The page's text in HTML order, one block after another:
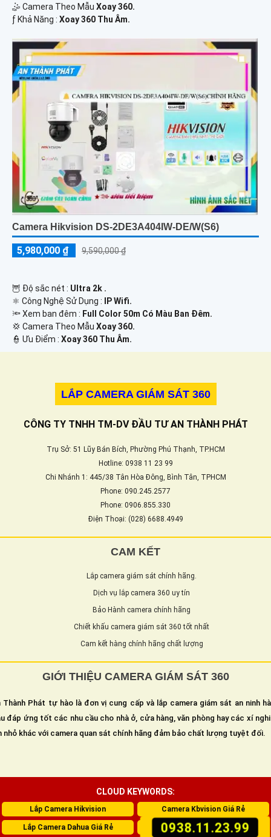
0938.11.23.99
🤹 Camera Theo Mẫu Xoay 360.
️ƒ Khả Năng : Xoay 360 Thu Âm.
Camera Hikvision DS-2DE3A404IW-DE/W(S6)
5,980,000 ₫ 9,590,000 ₫
🦉 Độ sắc nét : Ultra 2k .
⚛️ Công Nghệ Sử Dụng :
IP Wifi.
🔦 Xem ban đêm : Full Color 50m Có Màu Ban Đêm.
💢 Camera Theo Mẫu Xoay 360.
️👮 Ưu Điểm : Xoay 360 Thu Âm.
LẮP CAMERA GIÁM SÁT 360
CÔNG TY TNHH TM-DV ĐẦU TƯ AN THÀNH PHÁT
Trụ Sở: 51 Lũy Bán Bích, Phường Phú Thạnh, TP.HCM
Hotline: 0938 11 23 99
Chi Nhánh 1: 445/38 Tân Hòa Đông, Bình Tân, TPHCM
Phone: 090.245.2577
Phone: 0906.855.330
Điện Thoại: (028) 6688.4949
CAM KẾT
Lắp camera giám sát chính hãng.
Dịch vụ lắp camera 360 uy tín
Bảo Hành camera chính hãng
Chiết khấu camera giám sát 360 tốt nhất
Cam kết hàng chính hãng chất lượng
GIỚI THIỆU CAMERA GIÁM SÁT 360
Thành Phát tự hào là đơn vị cung cấp và lắp camera giám sát an ninh
đáp ứng tốt các nhu cầu cho nhà ở, cửa hàng, văn phòng hay các xí
nhỏ khác với camera quan sát chính hãng đảm bảo chất lượng tuyệt đối.
CLOUD KEYWORDS:
Lắp Camera Hikvision Camera Kbvision Giá Rẻ
Lắp Camera Dahua Giá Rẻ Lắp Camera Wifi Imou